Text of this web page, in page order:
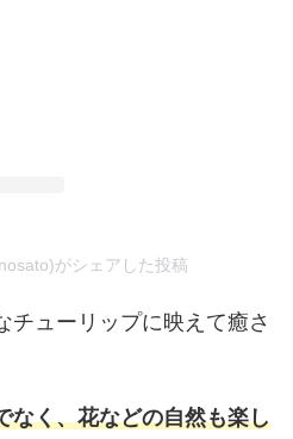
がシェアした投稿
チューリップに映えて癒さ
なく、花などの自然も楽し